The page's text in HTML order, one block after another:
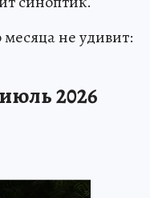
не удивит:
2026